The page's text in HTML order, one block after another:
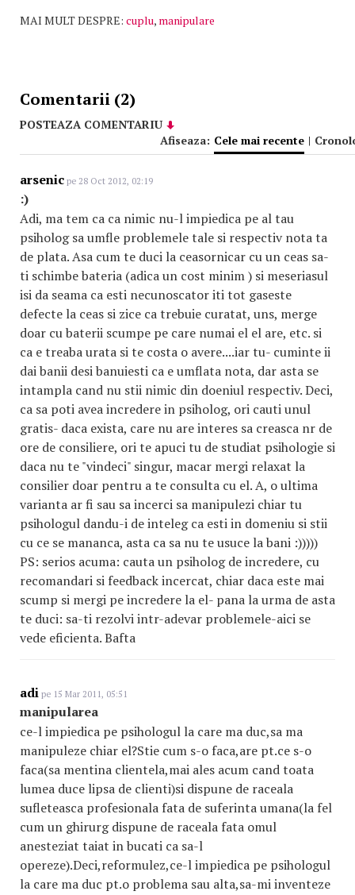
MAI MULT DESPRE: cuplu, manipulare
Comentarii (2)
POSTEAZA COMENTARIU
Afiseaza: Cele mai recente |
arsenic pe 28 Oct 2012, 02:19
:)
Adi, ma tem ca ca nimic nu-l impiedica pe al tau
psiholog sa umfle problemele tale si respectiv nota ta
de plata. Asa cum te duci la ceasornicar cu un ceas sa-
ti schimbe bateria (adica un cost minim ) si meseriasul
isi da seama ca esti necunoscator iti tot gaseste
defecte la ceas si zice ca trebuie curatat, uns, merge
doar cu baterii scumpe pe care numai el el are, etc. si
ca e treaba urata si te costa o avere....iar tu- cuminte ii
dai banii desi banuiesti ca e umflata nota, dar asta se
intampla cand nu stii nimic din doeniul respectiv. Deci,
ca sa poti avea incredere in psiholog, ori cauti unul
gratis- daca exista, care nu are interes sa creasca nr de
ore de consiliere, ori te apuci tu de studiat psihologie si
daca nu te "vindeci" singur, macar mergi relaxat la
consilier doar pentru a te consulta cu el. A, o ultima
varianta ar fi sau sa incerci sa manipulezi chiar tu
psihologul dandu-i de inteleg ca esti in domeniu si stii
cu ce se mananca, asta ca sa nu te usuce la bani :)))))
PS: serios acuma: cauta un psiholog de incredere, cu
recomandari si feedback incercat, chiar daca este mai
scump si mergi pe incredere la el- pana la urma de asta
te duci: sa-ti rezolvi intr-adevar problemele-aici se
vede eficienta. Bafta
adi pe 15 Mar 2011, 05:51
manipularea
ce-l impiedica pe psihologul la care ma duc,sa ma
manipuleze chiar el?Stie cum s-o faca,are pt.ce s-o
faca(sa mentina clientela,mai ales acum cand toata
lumea duce lipsa de clienti)si dispune de raceala
sufleteasca profesionala fata de suferinta umana(la fel
cum un ghirurg dispune de raceala fata omul
anesteziat taiat in bucati ca sa-l
opereze).Deci,reformulez,ce-l impiedica pe psihologul
la care ma duc pt.o problema sau alta,sa-mi inventeze